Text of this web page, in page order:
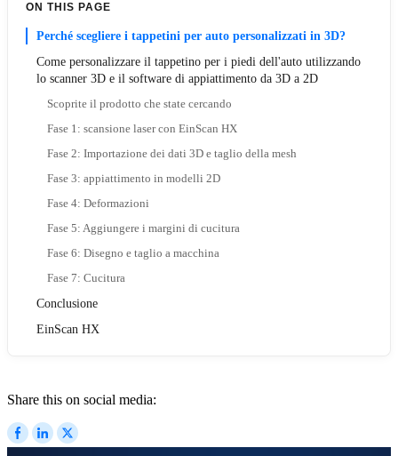
ON THIS PAGE
Perché scegliere i tappetini per auto personalizzati in 3D?
Come personalizzare il tappetino per i piedi dell'auto utilizzando
lo scanner 3D e il software di appiattimento da 3D a 2D
Scoprite il prodotto che state cercando
Fase 1: scansione laser con EinScan HX
Fase 2: Importazione dei dati 3D e taglio della mesh
Fase 3: appiattimento in modelli 2D
Fase 4: Deformazioni
Fase 5: Aggiungere i margini di cucitura
Fase 6: Disegno e taglio a macchina
Fase 7: Cucitura
Conclusione
EinScan HX
Share this on social media: